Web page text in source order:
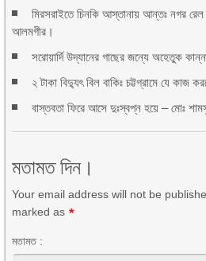
মিরসরাইতে চিনকি আস্তানায় আন্তঃ নগর রেল
আলমগীর।
সরোয়ার্দি উদ্যানের গাছের জন্যে অহেতুক
২ টাকা বিদ্যুৎ বিল বাকিঃ চট্টগ্রামে যে কাজ
বাস্তবতা ফিরে আসে দুঃস্বপ্ন হয়ে – মোঃ
মতামত দিন।
Your email address will not be
marked as *
মতামত :